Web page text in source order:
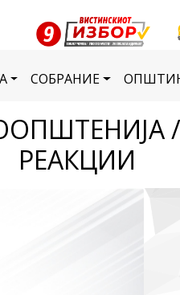
СОБРАНИЕ
/
РЕАКЦИИ